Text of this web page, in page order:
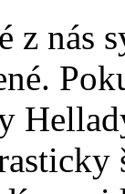
z nás